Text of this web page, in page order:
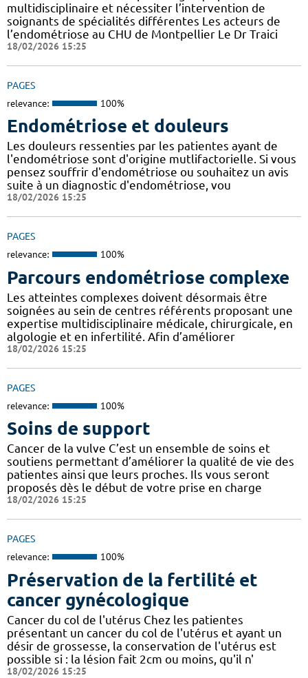
multidisciplinaire et nécessiter l’intervention de
soignants de spécialités différentes Les acteurs de
l’endométriose au CHU de Montpellier Le Dr Traici
18/02/2026 15:25
PAGES
relevance: 100%
Endométriose et douleurs
Les douleurs ressenties par les patientes ayant de
l'endométriose sont d'origine mutlifactorielle. Si vous
pensez souffrir d'endométriose ou souhaitez un avis
suite à un diagnostic d'endométriose, vou
18/02/2026 15:25
PAGES
relevance: 100%
Parcours endométriose complexe
Les atteintes complexes doivent désormais être
soignées au sein de centres référents proposant une
expertise multidisciplinaire médicale, chirurgicale, en
algologie et en infertilité. Afin d’améliorer
18/02/2026 15:25
PAGES
relevance: 100%
Soins de support
Cancer de la vulve C’est un ensemble de soins et
soutiens permettant d’améliorer la qualité de vie des
patientes ainsi que leurs proches. Ils vous seront
proposés dès le début de votre prise en charge
18/02/2026 15:25
PAGES
relevance: 100%
Préservation de la fertilité et
cancer gynécologique
Cancer du col de l'utérus Chez les patientes
présentant un cancer du col de l'utérus et ayant un
désir de grossesse, la conservation de l'utérus est
possible si : la lésion fait 2cm ou moins, qu'il n'
18/02/2026 15:25